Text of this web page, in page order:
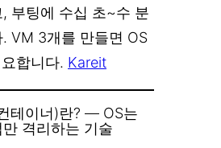
부팅에 수십 초~수 분
VM 3개를 만들면 OS
합니다. Kareit
테이너)란? — OS는
격리하는 기술